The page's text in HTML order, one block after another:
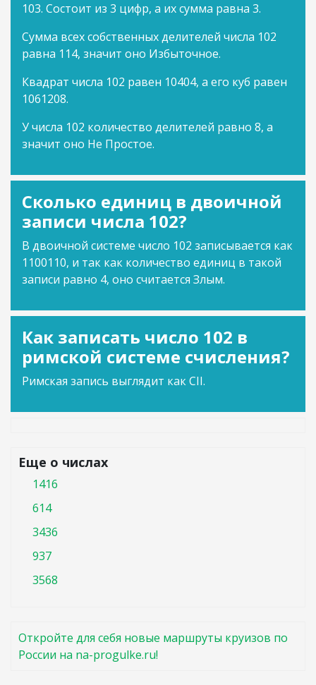
103. Состоит из 3 цифр, а их сумма равна 3.
Сумма всех собственных делителей числа 102
равна 114, значит оно Избыточное.
Квадрат числа 102 равен 10404, а его куб равен
1061208.
У числа 102 количество делителей равно 8, а
значит оно Не Простое.
Сколько единиц в двоичной
записи числа 102?
В двоичной системе число 102 записывается как
1100110, и так как количество единиц в такой
записи равно 4, оно считается Злым.
Как записать число 102 в
римской системе счисления?
Римская запись выглядит как CII.
Еще о числах
1416
614
3436
937
3568
Откройте для себя новые маршруты круизов по
России на na-progulke.ru!